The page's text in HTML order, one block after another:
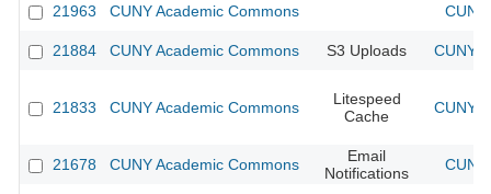
21963
CUNY Academic Commons
21884 CUNY Academic Commons S3 Uploads CUNY
21833 CUNY Academic Commons
Litespeed
Cache
CUNY
21678 CUNY Academic Commons
Email
Notifications